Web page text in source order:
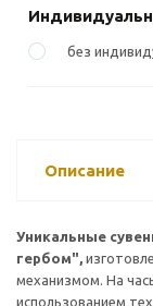
без
Описание
Уникальные
гербом",
механизмом. На
использованием